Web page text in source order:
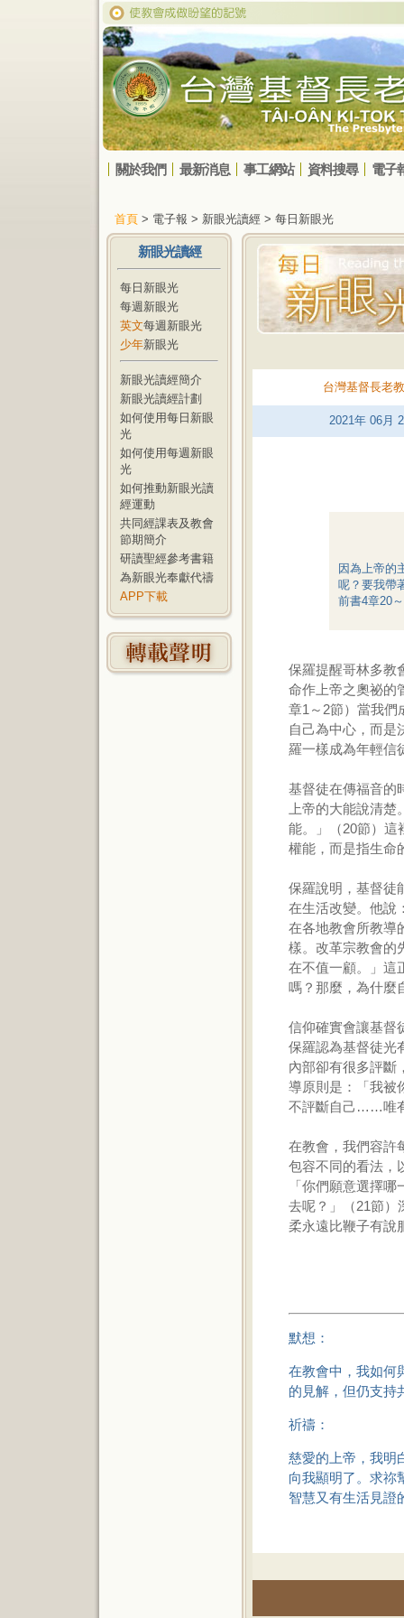
關於我們 最新消息 事工網站 資料搜尋 電子
首頁 > 電子報 > 新眼光讀經 > 每日新眼光
新眼光讀經
每日新眼光
每週新眼光
英文每週新眼光
少年新眼光
新眼光讀經簡介
新眼光讀經計劃
如何使用每日新眼
光
如何使用每週新眼
光
如何推動新眼光讀
經運動
共同經課表及教會
節期簡介
研讀聖經參考書籍
為新眼光奉獻代禱
APP下載
台灣基督長老
2021年 06月
因為上帝的
呢？要我帶
前書4章20
保羅提醒哥林多教
命作上帝之奧祕的
章1～2節）當我們
自己為中心，而是
羅一樣成為年輕信
基督徒在傳福音的
上帝的大能說清
能。」（20節）這
權能，而是指生命
保羅說明，基督徒
在生活改變。他說
在各地教會所教導
樣。改革宗教會的
在不值一顧。」這
嗎？那麼，為什麼
信仰確實會讓基督
保羅認為基督徒光
內部卻有很多評斷
導原則是：「我被
不評斷自己……唯
在教會，我們容許
包容不同的看法，
「你們願意選擇
去呢？」（21節）
柔永遠比鞭子有說
默想：
在教會中，我如何
的見解，但仍支持
祈禱：
慈愛的上帝，我明
向我顯明了。求祢
智慧又有生活見證